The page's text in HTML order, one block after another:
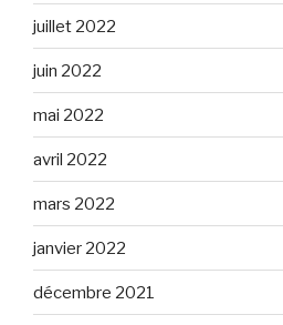
juillet 2022
juin 2022
mai 2022
avril 2022
mars 2022
janvier 2022
décembre 2021